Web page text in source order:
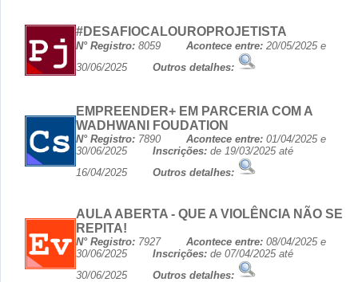
#DESAFIOCALOUROPROJETISTA
N° Registro: 8059 Acontece entre: 20/05/2025 e
30/06/2025 Outros detalhes:
EMPREENDER+ EM PARCERIA COM A
WADHWANI FOUDATION
N° Registro: 7890 Acontece entre: 01/04/2025 e
30/06/2025 Inscrições: de 19/03/2025 até
16/04/2025 Outros detalhes:
AULA ABERTA - QUE A VIOLÊNCIA NÃO SE
REPITA!
N° Registro: 7927 Acontece entre: 08/04/2025 e
30/06/2025 Inscrições: de 07/04/2025 até
30/06/2025 Outros detalhes: